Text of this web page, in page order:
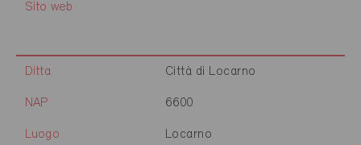
Sito web
Ditta Città di Locarno
NAP 6600
Luogo Locarno